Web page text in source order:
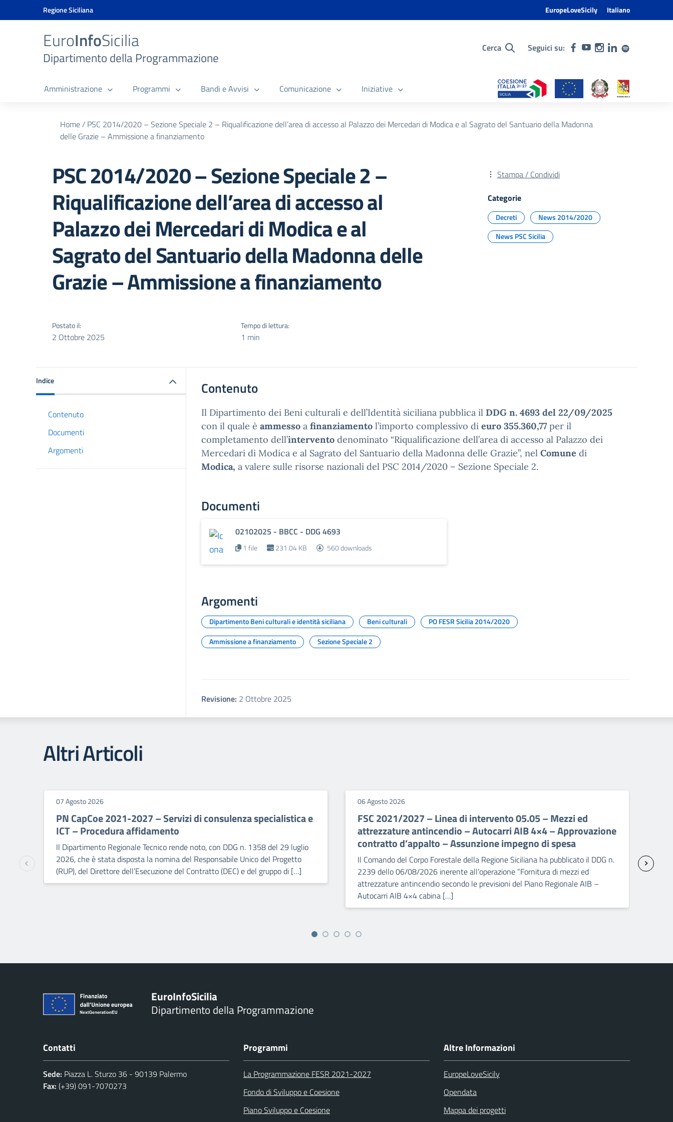
Vai ai contenuti
Vai al menu di navigazione
Vai al banner delle Cookie Policy
Regione Siciliana EuropeLoveSicily Italiano
EuroInfoSicilia
Dipartimento della Programmazione
Cerca Seguici su:
Amministrazione Programmi Bandi e Avvisi Comunicazione Iniziative
Home/ PSC 2014/2020 – Sezione Speciale 2 – Riqualificazione dell’area di accesso al Palazzo dei Mercedari di Modica e al Sagrato del Santuario della Madonna
delle Grazie – Ammissione a finanziamento
PSC 2014/2020 – Sezione Speciale 2 –
Riqualificazione dell’area di accesso al
Palazzo dei Mercedari di Modica e al
Sagrato del Santuario della Madonna delle
Grazie – Ammissione a finanziamento
Postato il:
2 Ottobre 2025
Tempo di lettura:
1 min
Stampa / Condividi
Categorie
Decreti
News 2014/2020
News PSC Sicilia
Indice
Contenuto
Documenti
Argomenti
Contenuto
Il Dipartimento dei Beni culturali e dell’Identità siciliana pubblica il DDG n. 4693 del 22/09/2025
con il quale è ammesso a finanziamento l’importo complessivo di euro 355.360,77 per il
completamento dell’intervento denominato “Riqualificazione dell’area di accesso al Palazzo dei
Mercedari di Modica e al Sagrato del Santuario della Madonna delle Grazie”, nel Comune di
Modica, a valere sulle risorse nazionali del PSC 2014/2020 – Sezione Speciale 2.
Documenti
02102025 - BBCC - DDG 4693
1 file 231.04 KB 560 downloads
Argomenti
Dipartimento Beni culturali e identità siciliana Beni culturali
PO FESR Sicilia 2014/2020
Ammissione a finanziamento
Sezione Speciale 2
Revisione: 2 Ottobre 2025
Altri Articoli
07 Agosto 2026
PN CapCoe 2021-2027 – Servizi di consulenza specialistica e
ICT – Procedura affidamento
Il Dipartimento Regionale Tecnico rende noto, con DDG n. 1358 del 29 luglio
2026, che è stata disposta la nomina del Responsabile Unico del Progetto
(RUP), del Direttore dell’Esecuzione del Contratto (DEC) e del gruppo di […]
06 Agosto 2026
FSC 2021/2027 – Linea di intervento 05.05 – Mezzi ed
attrezzature antincendio – Autocarri AIB 4×4 – Approvazione
contratto d’appalto – Assunzione impegno di spesa
Il Comando del Corpo Forestale della Regione Siciliana ha pubblicato il DDG n.
2239 dello 06/08/2026 inerente all’operazione “Fornitura di mezzi ed
attrezzature antincendio secondo le previsioni del Piano Regionale AIB –
Autocarri AIB 4×4 cabina […]
EuroInfoSicilia
Dipartimento della Programmazione
Contatti
Sede: Piazza L. Sturzo 36 - 90139 Palermo
Fax: (+39) 091-7070273
Programmi
La Programmazione FESR 2021-2027
Fondo di Sviluppo e Coesione
Piano Sviluppo e Coesione
Altre Informazioni
EuropeLoveSicily
Opendata
Mappa dei progetti